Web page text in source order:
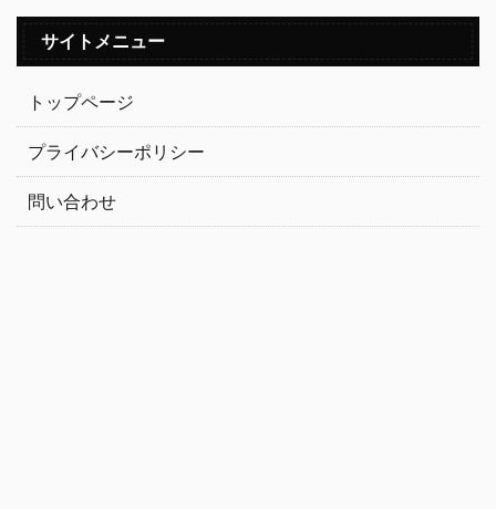
サイトメニュー
トップページ
プライバシーポリシー
問い合わせ